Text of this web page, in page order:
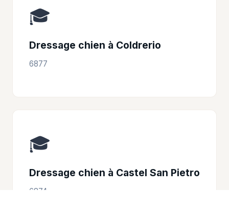
🎓
Dressage chien à Coldrerio
6877
🎓
Dressage chien à Castel San Pietro
6874